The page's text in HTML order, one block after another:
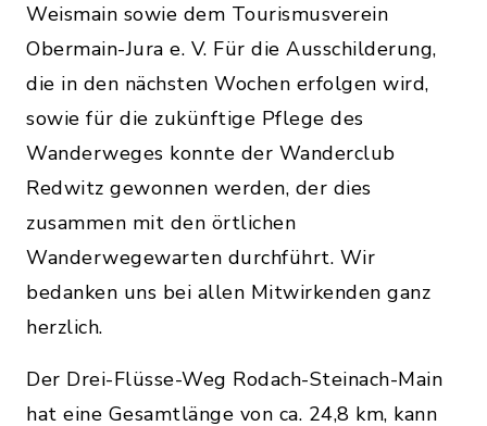
Weismain sowie dem Tourismusverein
Obermain-Jura e. V. Für die Ausschilderung,
die in den nächsten Wochen erfolgen wird,
sowie für die zukünftige Pflege des
Wanderweges konnte der Wanderclub
Redwitz gewonnen werden, der dies
zusammen mit den örtlichen
Wanderwegewarten durchführt. Wir
bedanken uns bei allen Mitwirkenden ganz
herzlich.
Der Drei-Flüsse-Weg Rodach-Steinach-Main
hat eine Gesamtlänge von ca. 24,8 km, kann